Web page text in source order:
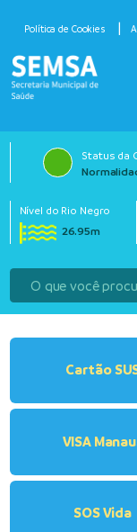
Política de Cookies
Status da
Nível do Rio Negro
26.95m
Cartão
VISA
SOS Vida